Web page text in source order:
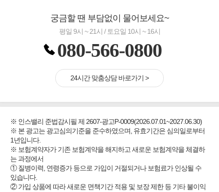
#교통사고대비 운전자보험
궁금할 땐 부담없이 물어보세요~
평일 9시 ~ 21시 / 토요일 10시 ~ 16시
080-566-0800
24시간 맞춤상담 바로가기 >
※ 인스밸리 준법감시필 제 2607-광고P-0009(2026.07.01~2027.06.30)
※ 본 광고는 광고심의기준을 준수하였으며, 유효기간은 심의일로부터
1년입니다.
※ 보험계약자가 기존 보험계약을 해지하고 새로운 보험계약을 체결하
는 과정에서
① 질병이력, 연령증가 등으로 가입이 거절되거나 보험료가 인상될 수
있습니다.
② 가입 상품에 따라 새로운 면책기간 적용 및 보장 제한 등 기타 불이익